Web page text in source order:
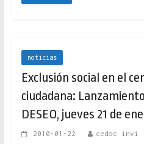
noticias
Exclusión social en el
ciudadana:
DESEO, jueves 21 de
2010-01-22 cedoc invi